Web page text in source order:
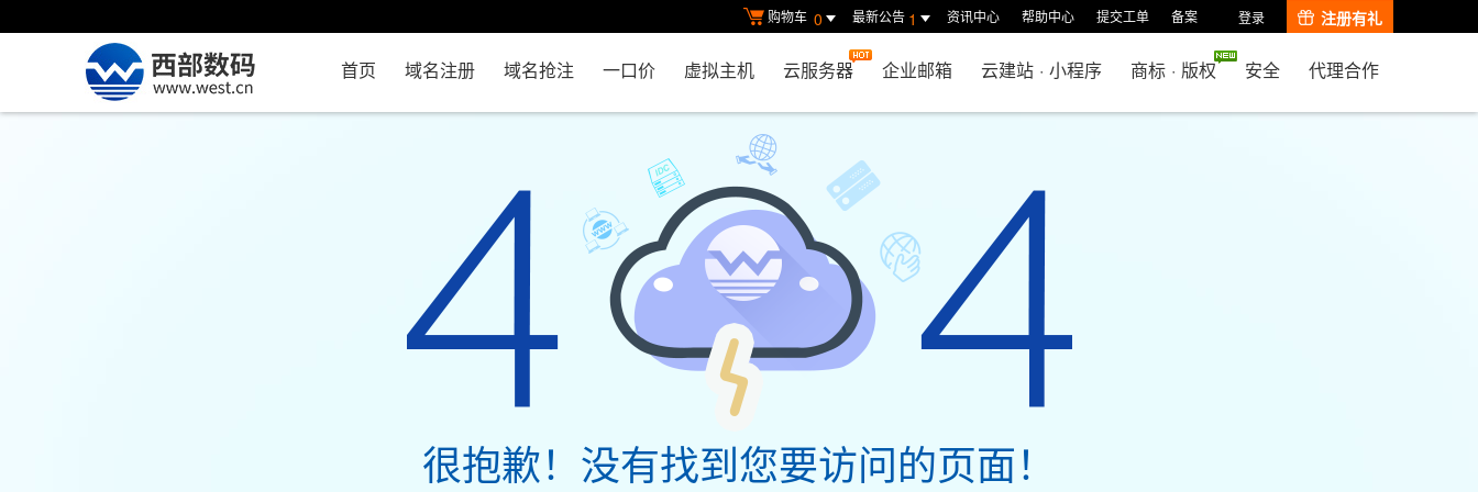
购物车 0 最新公告 1 资讯中心 帮助中心 提交工单 备案 登录 注册有礼
首页 域名注册 域名抢注 一口价 虚拟主机 云服务器 企业邮箱 云建站 · 小程序 商标 · 版权 安全 代理合作
很抱歉！没有找到您要访问的页面！